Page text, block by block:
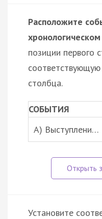
Расположите
позиции первого
столбца.
СОБЫТИЯ
A) Выступлени…
Установите